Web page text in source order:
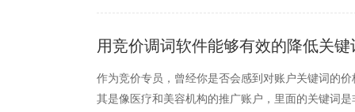
用竞价调词软件能够有效的降低关
作为竞价专员，曾经你是否会感到对账户关键词的
其是像医疗和美容机构的推广账户，里面的关键词